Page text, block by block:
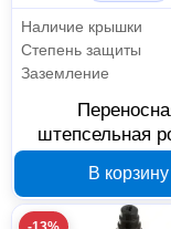
Наличие крышки
Степень защиты
Заземление
штепсельная
с заземлением
Р16-415
В корзину